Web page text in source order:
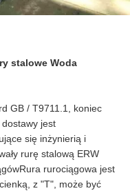
stalowe Woda
GB / T9711.1, koniec
dostawy jest
się inżynierią i
rurę stalową ERW
rurociągowa jest
z "T", może być